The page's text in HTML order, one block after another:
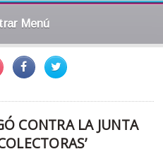
Menú
CONTRA LA JUNTA